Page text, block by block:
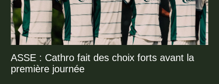
ASSE : Cathro fait des choix forts avant la
première journée